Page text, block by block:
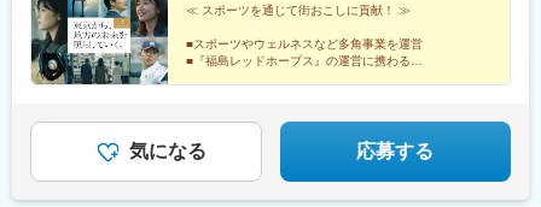
給32万円となります/45時間分の固定残業代7万8300円～を含む/
超過分は別途支給）。※経験や能力を考慮の上、金額を決定しま
す。
≪ スポーツを通じて街おこしに貢献！ ≫
■スポーツやウェルネスなど多角事業を運営
■『福島レッドホープス』の運営に携わる
気になる 応募する